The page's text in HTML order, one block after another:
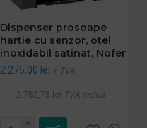
Dispenser prosoape
hartie cu senzor, otel
inoxidabil satinat, Nofer
2.275,00 lei + TVA
2.752,75 lei TVA inclus